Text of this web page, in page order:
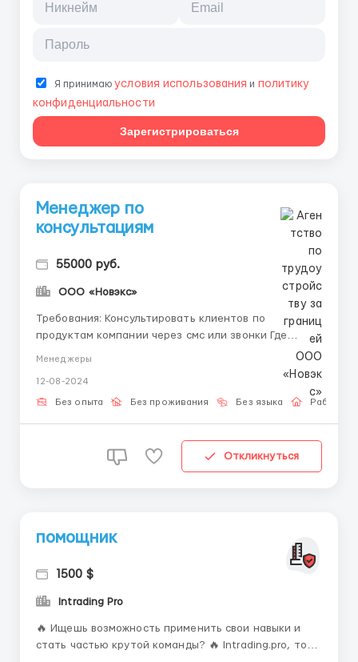
Я принимаюусловия использования и политику
конфиденциальности
Зарегистрироваться
Менеджер по
консультациям
55000 руб.
ООО «Новэкс»
Требования: Консультировать клиентов по
продуктам компании через смс или звонки Где
заняться своими делами Выплаты от 55000₽ в
первый месяц (38000 оклад + бонусы) Любое
Менеджеры
12-08-2024
Без опыта Без проживания Без языка Работа
Откликнуться
помощник
1500 $
Intrading Pro
🔥 Ищешь возможность применить свои навыки и
стать частью крутой команды? 🔥 Intrading.pro, топ-